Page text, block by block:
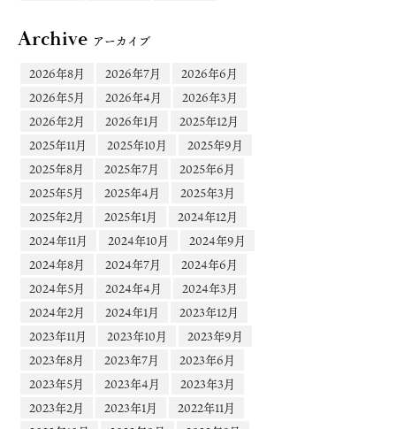
Archive アーカイブ
2026年8月
2026年7月
2026年6月
2026年5月
2026年4月
2026年3月
2026年2月
2026年1月
2025年12月
2025年11月
2025年10月
2025年9月
2025年8月
2025年7月
2025年6月
2025年5月
2025年4月
2025年3月
2025年2月
2025年1月
2024年12月
2024年11月
2024年10月
2024年9月
2024年8月
2024年7月
2024年6月
2024年5月
2024年4月
2024年3月
2024年2月
2024年1月
2023年12月
2023年11月
2023年10月
2023年9月
2023年8月
2023年7月
2023年6月
2023年5月
2023年4月
2023年3月
2023年2月
2023年1月
2022年11月